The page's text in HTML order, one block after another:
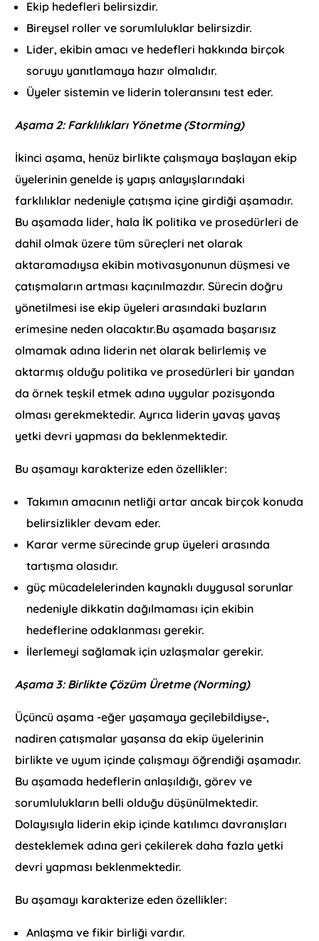
Ekip hedefleri belirsizdir.
Bireysel roller ve sorumluluklar belirsizdir.
Lider, ekibin amacı ve hedefleri hakkında birçok
soruyu yanıtlamaya hazır olmalıdır.
Üyeler sistemin ve liderin toleransını test eder.
Aşama 2: Farklılıkları Yönetme (Storming)
İkinci aşama, henüz birlikte çalışmaya başlayan ekip
üyelerinin genelde iş yapış anlayışlarındaki
farklılıklar nedeniyle çatışma içine girdiği aşamadır.
Bu aşamada lider, hala İK politika ve prosedürleri de
dahil olmak üzere tüm süreçleri net olarak
aktaramadıysa ekibin motivasyonunun düşmesi ve
çatışmaların artması kaçınılmazdır. Sürecin doğru
yönetilmesi ise ekip üyeleri arasındaki buzların
erimesine neden olacaktır.Bu aşamada başarısız
olmamak adına liderin net olarak belirlemiş ve
aktarmış olduğu politika ve prosedürleri bir yandan
da örnek teşkil etmek adına uygular pozisyonda
olması gerekmektedir. Ayrıca liderin yavaş yavaş
yetki devri yapması da beklenmektedir.
Bu aşamayı karakterize eden özellikler:
Takımın amacının netliği artar ancak birçok konuda
belirsizlikler devam eder.
Karar verme sürecinde grup üyeleri arasında
tartışma olasıdır.
güç mücadelelerinden kaynaklı duygusal sorunlar
nedeniyle dikkatin dağılmaması için ekibin
hedeflerine odaklanması gerekir.
İlerlemeyi sağlamak için uzlaşmalar gerekir.
Aşama 3: Birlikte Çözüm Üretme (Norming)
Üçüncü aşama -eğer yaşamaya geçilebildiyse-,
nadiren çatışmalar yaşansa da ekip üyelerinin
birlikte ve uyum içinde çalışmayı öğrendiği aşamadır.
Bu aşamada hedeflerin anlaşıldığı, görev ve
sorumlulukların belli olduğu düşünülmektedir.
Dolayısıyla liderin ekip içinde katılımcı davranışları
desteklemek adına geri çekilerek daha fazla yetki
devri yapması beklenmektedir.
Bu aşamayı karakterize eden özellikler:
Anlaşma ve fikir birliği vardır.